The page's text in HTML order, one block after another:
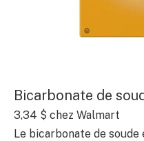
Bicarbonate de
3,34 $ chez Walmart
Le bicarbonate de